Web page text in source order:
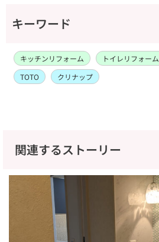
キーワード
キッチンリフォーム
トイレリフォーム
TOTO
クリナップ
関連するストーリー